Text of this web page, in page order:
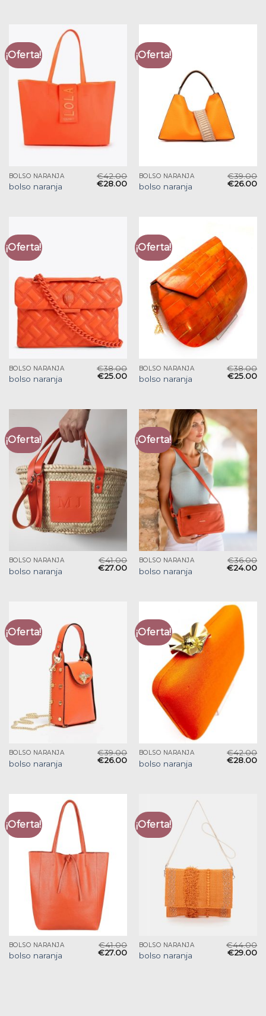
¡Oferta!
BOLSO NARANJA
bolso naranja
€42.00
€28.00
¡Oferta!
BOLSO NARANJA
bolso naranja
€39.00
€26.00
¡Oferta!
BOLSO NARANJA
bolso naranja
€38.00
€25.00
¡Oferta!
BOLSO NARANJA
bolso naranja
€38.00
€25.00
¡Oferta!
BOLSO NARANJA
bolso naranja
€41.00
€27.00
¡Oferta!
BOLSO NARANJA
bolso naranja
€36.00
€24.00
¡Oferta!
BOLSO NARANJA
bolso naranja
€39.00
€26.00
¡Oferta!
BOLSO NARANJA
bolso naranja
€42.00
€28.00
¡Oferta!
BOLSO NARANJA
bolso naranja
€41.00
€27.00
¡Oferta!
BOLSO NARANJA
bolso naranja
€44.00
€29.00